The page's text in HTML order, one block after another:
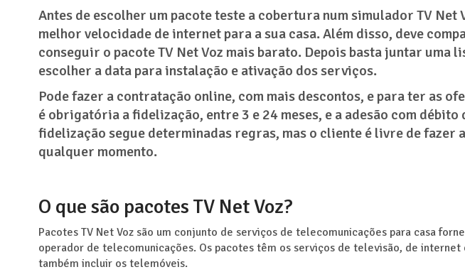
Antes de escolher um pacote teste a cobertura num simulador TV Net
melhor velocidade de internet para a sua casa. Além disso, deve
conseguir o pacote TV Net Voz mais barato. Depois basta juntar uma
escolher a data para instalação e ativação dos serviços.
Pode fazer a contratação online, com mais descontos, e para ter as
é obrigatória a fidelização, entre 3 e 24 meses, e a adesão com
fidelização segue determinadas regras, mas o cliente é livre de fazer
qualquer momento.
O que são pacotes TV Net Voz?
Pacotes TV Net Voz são um conjunto de serviços de telecomunicações para casa
operador de telecomunicações. Os pacotes têm os serviços de televisão, de
também incluir os telemóveis.